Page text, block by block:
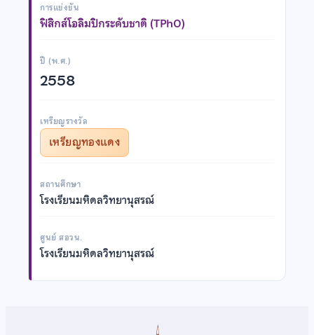
การแข่งขัน
ฟิสิกส์โอลิมปิกระดับชาติ (TPhO)
ปี (พ.ศ.)
2558
เหรียญรางวัล
เหรียญทองแดง
สถานศึกษา
โรงเรียนมหิดลวิทยานุสรณ์
ศูนย์ สอวน.
โรงเรียนมหิดลวิทยานุสรณ์